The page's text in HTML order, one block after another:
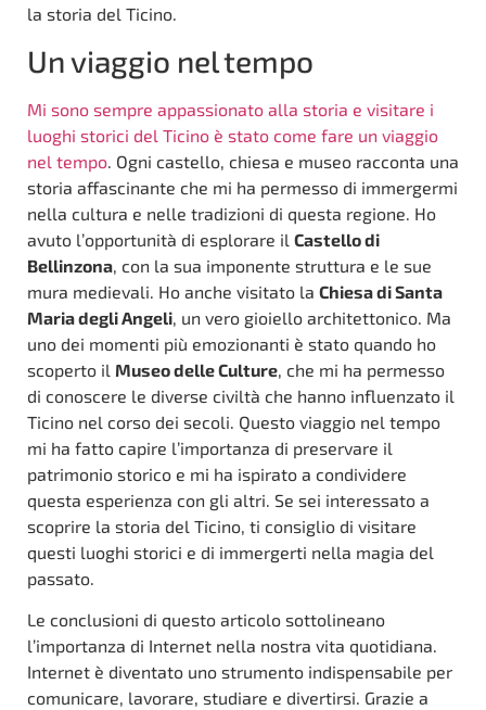
la storia del Ticino.
Un viaggio nel tempo
Mi sono sempre appassionato alla storia e visitare i
luoghi storici del Ticino è stato come fare un viaggio
nel tempo. Ogni castello, chiesa e museo racconta una
storia affascinante che mi ha permesso di immergermi
nella cultura e nelle tradizioni di questa regione. Ho
avuto l’opportunità di esplorare il Castello di
Bellinzona, con la sua imponente struttura e le sue
mura medievali. Ho anche visitato la Chiesa di Santa
Maria degli Angeli, un vero gioiello architettonico. Ma
uno dei momenti più emozionanti è stato quando ho
scoperto il Museo delle Culture, che mi ha permesso
di conoscere le diverse civiltà che hanno influenzato il
Ticino nel corso dei secoli. Questo viaggio nel tempo
mi ha fatto capire l’importanza di preservare il
patrimonio storico e mi ha ispirato a condividere
questa esperienza con gli altri. Se sei interessato a
scoprire la storia del Ticino, ti consiglio di visitare
questi luoghi storici e di immergerti nella magia del
passato.
Le conclusioni di questo articolo sottolineano
l’importanza di Internet nella nostra vita quotidiana.
Internet è diventato uno strumento indispensabile per
comunicare, lavorare, studiare e divertirsi. Grazie a